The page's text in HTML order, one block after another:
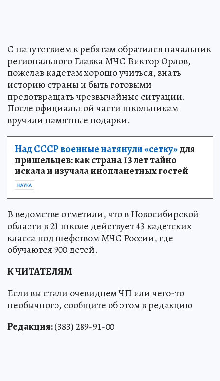
С напутствием к ребятам обратился начальник
регионального Главка МЧС Виктор Орлов,
пожелав кадетам хорошо учиться, знать
историю страны и быть готовыми
предотвращать чрезвычайные ситуации.
После официальной части школьникам
вручили памятные подарки.
Над СССР военные натянули «сетку»для
пришельцев: как страна 13 лет тайно
искала и изучала инопланетных гостей
НАУКА
В ведомстве отметили, что в Новосибирской
области в 21 школе действует 43 кадетских
класса под шефством МЧС России, где
обучаются 900 детей.
К ЧИТАТЕЛЯМ
Если вы стали очевидцем ЧП или чего-то
необычного, сообщите об этом в редакцию
Редакция:(383) 289-91-00